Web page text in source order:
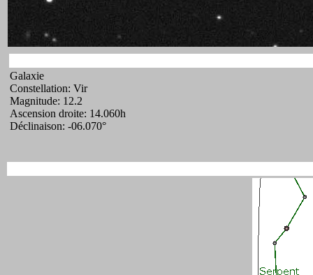
Galaxie
Constellation: Vir
Magnitude: 12.2
Ascension droite: 14.060h
Déclinaison: -06.070°